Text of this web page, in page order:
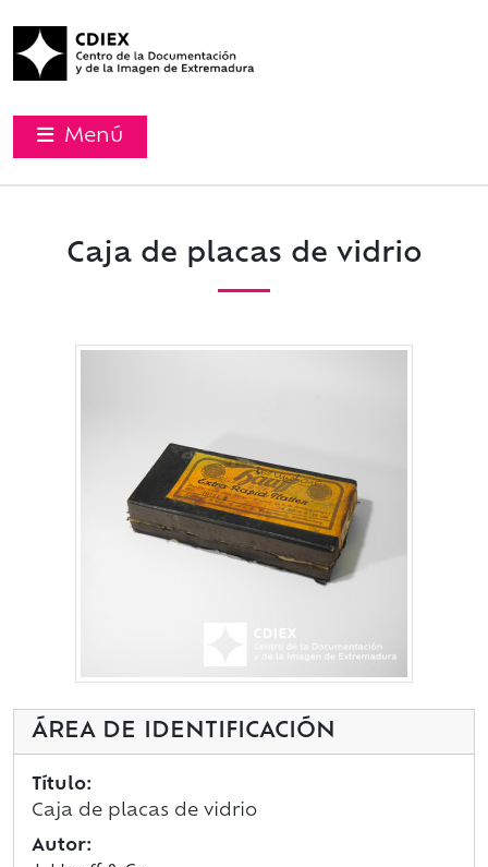
Menú
Caja de placas de vidrio
ÁREA DE IDENTIFICACIÓN
Título:
Caja de placas de vidrio
Autor: